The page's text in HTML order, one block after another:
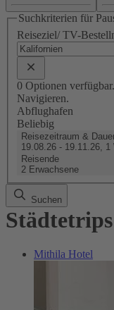
Suchkriterien für
Reiseziel/ TV-
0 Optionen
Navigieren.
Abflughafen
Beliebig
Reisezeitraum &
19.08.26 - 19.11.26, 1
Reisende
2 Erwachsene
Suchen
Mithila Hotel